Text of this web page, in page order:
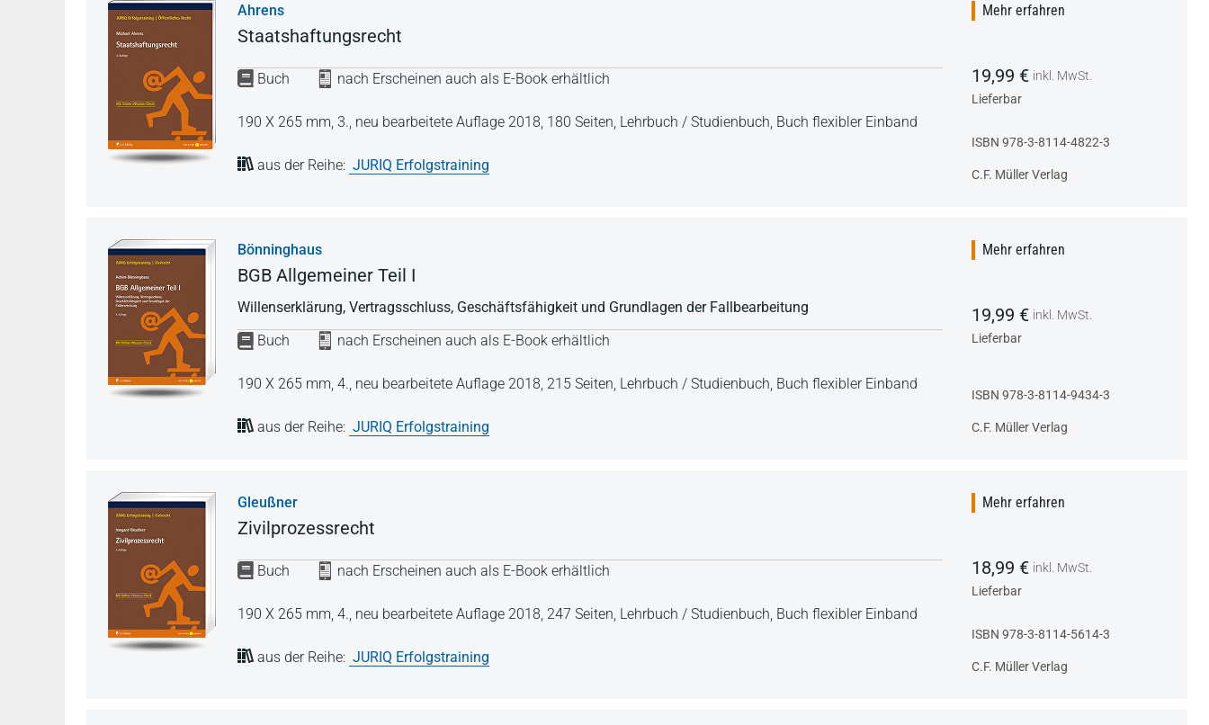
Ahrens
Staatshaftungsrecht
Buch nach Erscheinen auch als E-Book erhältlich
190 X 265 mm, 3., neu bearbeitete Auflage 2018, 180 Seiten, Lehrbuch / Studienbuch, Buch flexibler Einband
aus der Reihe: JURIQ Erfolgstraining
Mehr erfahren
19,99 € inkl. MwSt.
Lieferbar
ISBN 978-3-8114-4822-3
C.F. Müller Verlag
Bönninghaus
BGB Allgemeiner Teil I
Willenserklärung, Vertragsschluss, Geschäftsfähigkeit und Grundlagen der Fallbearbeitung
Buch
nach Erscheinen auch als E-Book erhältlich
190 X 265 mm, 4., neu bearbeitete Auflage 2018, 215 Seiten, Lehrbuch / Studienbuch, Buch flexibler Einband
aus der Reihe: JURIQ Erfolgstraining
Mehr erfahren
19,99 € inkl. MwSt.
Lieferbar
ISBN 978-3-8114-9434-3
C.F. Müller Verlag
Gleußner
Zivilprozessrecht
Buch nach Erscheinen auch als E-Book erhältlich
190 X 265 mm, 4., neu bearbeitete Auflage 2018, 247 Seiten, Lehrbuch / Studienbuch, Buch flexibler Einband
aus der Reihe: JURIQ Erfolgstraining
Mehr erfahren
18,99 € inkl. MwSt.
Lieferbar
ISBN 978-3-8114-5614-3
C.F. Müller Verlag